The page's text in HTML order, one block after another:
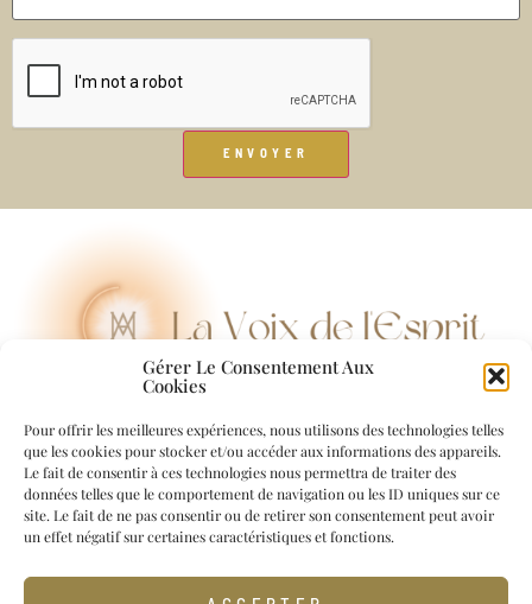
Gérer Le Consentement Aux
Cookies
Pour offrir les meilleures expériences, nous utilisons des technologies telles
que les cookies pour stocker et/ou accéder aux informations des appareils.
Le fait de consentir à ces technologies nous permettra de traiter des
données telles que le comportement de navigation ou les ID uniques sur ce
site. Le fait de ne pas consentir ou de retirer son consentement peut avoir
un effet négatif sur certaines caractéristiques et fonctions.
Contact
contact@lavoixdelesprit.com
© 2026 La Voix de l’Esprit –Mentions Légales–Politiques de